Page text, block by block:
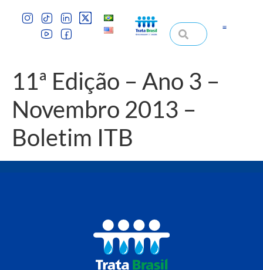
11ª Edição – Ano 3 –
Novembro 2013 –
Boletim ITB